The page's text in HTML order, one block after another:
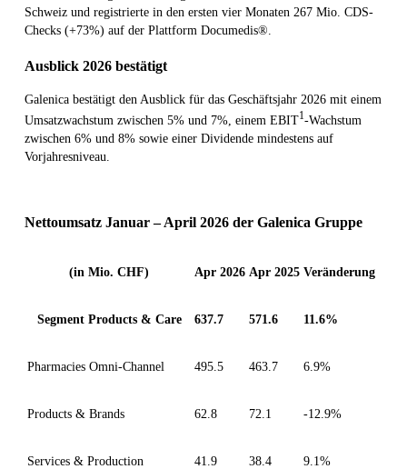
Schweiz und registrierte in den ersten vier Monaten 267 Mio. CDS-
Checks (+73%) auf der Plattform Documedis®.
Ausblick 2026 bestätigt
Galenica bestätigt den Ausblick für das Geschäftsjahr 2026 mit einem
Umsatzwachstum zwischen 5% und 7%, einem EBIT1-Wachstum
zwischen 6% und 8% sowie einer Dividende mindestens auf
Vorjahresniveau.
Nettoumsatz Januar – April 2026 der Galenica Gruppe
(in Mio. CHF) Apr 2026 Apr 2025 Veränderung
Segment Products & Care 637.7 571.6 11.6%
Pharmacies Omni-Channel 495.5 463.7 6.9%
Products & Brands 62.8 72.1 -12.9%
Services & Production 41.9 38.4 9.1%